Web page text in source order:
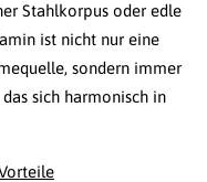
Stahlkorpus oder edle
ist nicht nur eine
sondern immer
sich harmonisch in